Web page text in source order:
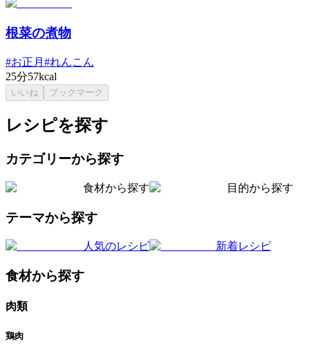
根菜の煮物
#お正月 #れんこん
25分57kcal
いいね ブックマーク
レシピを探す
カテゴリーから探す
食材から探す 目的から探す
テーマから探す
人気のレシピ 新着レシピ
食材から探す
肉類
鶏肉